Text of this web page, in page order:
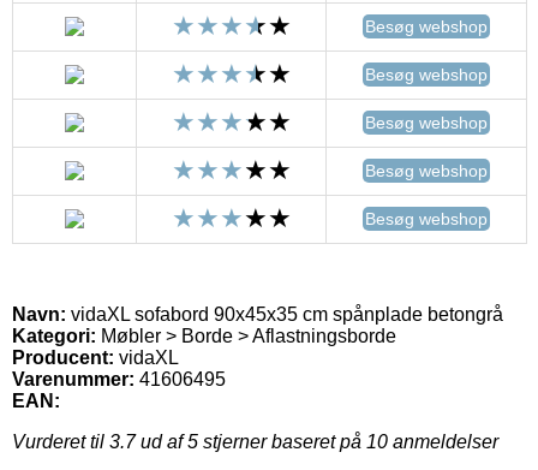
Besøg webshop
Besøg webshop
Besøg webshop
Besøg webshop
Besøg webshop
Navn: vidaXL sofabord 90x45x35 cm spånplade betongrå
Kategori: Møbler > Borde > Aflastningsborde
Producent: vidaXL
Varenummer: 41606495
EAN:
Vurderet til 3.7ud af 5 stjerner baseret på 10 anmeldelser